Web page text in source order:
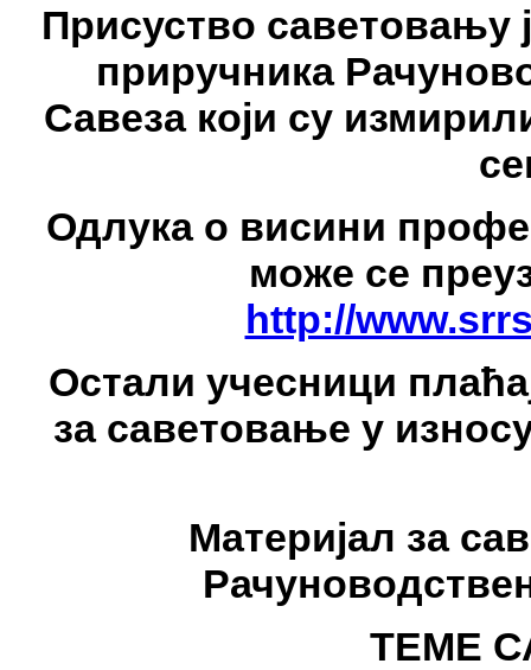
Присуство саветовању
приручника
Савеза који су
Одлука о висини
може се
http://
Остали учесници
за саветовање у
Материјал за
ТЕМЕ